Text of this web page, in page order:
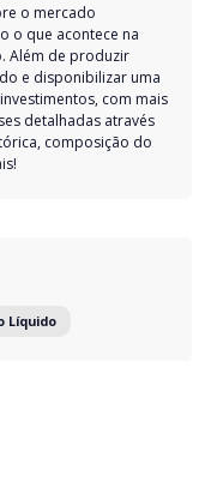
o mercado
o que acontece na
Além de produzir
e disponibilizar uma
com mais
detalhadas através
composição do
Líquido